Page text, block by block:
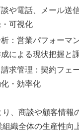
や電話、メール送
可視化
：営業パフォーマ
による現状把握と
求管理：契約フェ
・効率化
、商談や顧客情報
織全体の生産性向